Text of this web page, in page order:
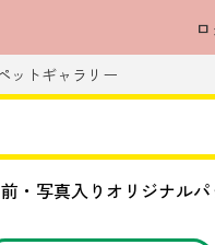
ットギャラリー
・写真入りオリジナル